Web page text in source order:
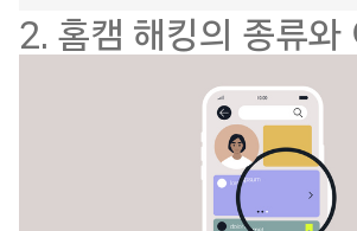
2. 홈캠 해킹의 종류와